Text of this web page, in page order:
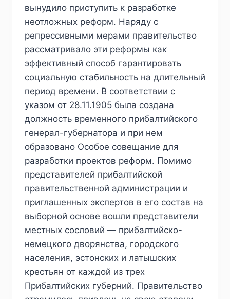
вынудило приступить к разработке
неотложных реформ. Наряду с
репрессивными мерами правительство
рассматривало эти реформы как
эффективный способ гарантировать
социальную стабильность на длительный
период времени. В соответствии с
указом от 28.11.1905 была создана
должность временного прибалтийского
генерал-губернатора и при нем
образовано Особое совещание для
разработки проектов реформ. Помимо
представителей прибалтийской
правительственной администрации и
приглашенных экспертов в его состав на
выборной основе вошли представители
местных сословий — прибалтийско-
немецкого дворянства, городского
населения, эстонских и латышских
крестьян от каждой из трех
Прибалтийских губерний. Правительство